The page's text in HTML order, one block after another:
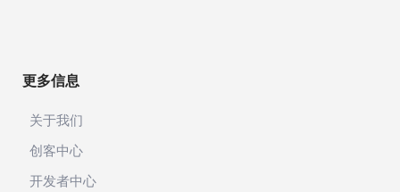
更多信息
关于我们
创客中心
开发者中心